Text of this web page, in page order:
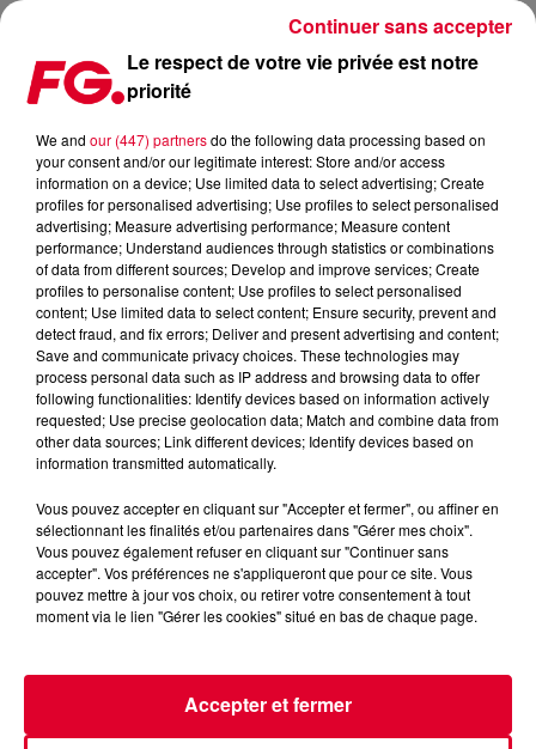
CETTE SEMAINE DANS CLUB FG
Publié : 20 juin 2024 à 12h13 par Solène Cordier
Crédit :Club FG
Les jeudis, vendredis et samedis,les meilleurs DJ de la
Le respect de votre vie privée est notre
priorité
We and our (447) partnersdo the following data processing based on
your consent and/or our legitimate interest: Store and/or access
information on a device; Use limited data to select advertising; Create
profiles for personalised advertising; Use profiles to select personalised
advertising; Measure advertising performance; Measure content
performance; Understand audiences through statistics or combinations
of data from different sources; Develop and improve services; Create
profiles to personalise content; Use profiles to select personalised
content; Use limited data to select content; Ensure security, prevent and
detect fraud, and fix errors; Deliver and present advertising and content;
Save and communicate privacy choices. These technologies may
process personal data such as IP address and browsing data to offer
following functionalities: Identify devices based on information actively
requested; Use precise geolocation data; Match and combine data from
other data sources; Link different devices; Identify devices based on
information transmitted automatically.
Vous pouvez accepter en cliquant sur "Accepter et fermer", ou affiner en
sélectionnant les finalités et/ou partenaires dans "Gérer mes choix".
Vous pouvez également refuser en cliquant sur "Continuer sans
accepter". Vos préférences ne s'appliqueront que pour ce site. Vous
pouvez mettre à jour vos choix, ou retirer votre consentement à tout
moment via le lien "Gérer les cookies" situé en bas de chaque page.
Accepter et fermer
Continuer sans accepter